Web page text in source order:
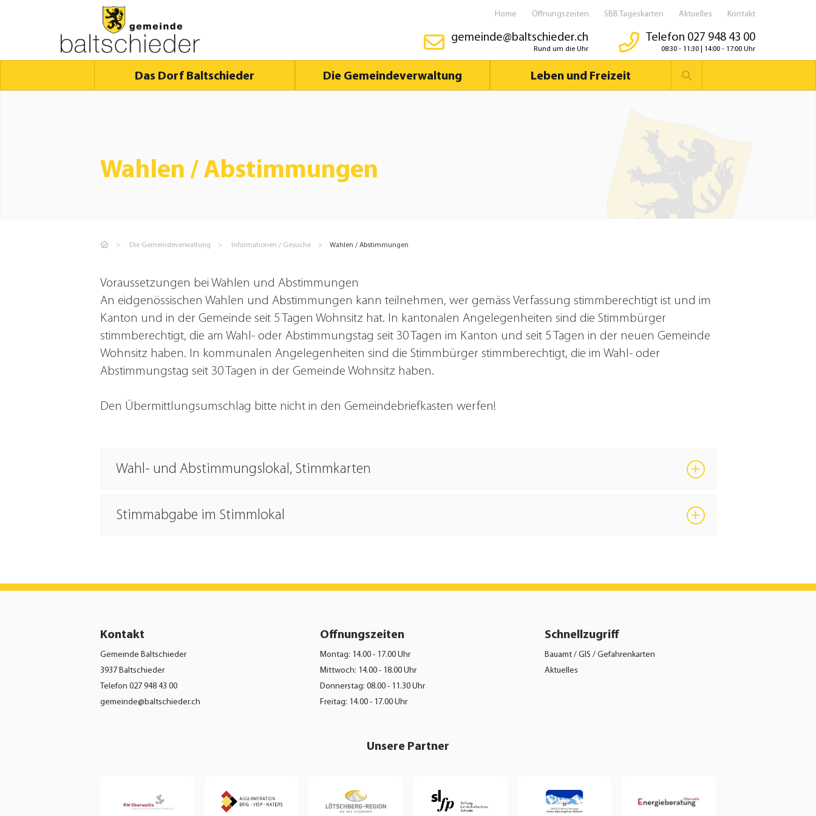
Home Öffnungszeiten SBB Tageskarten Aktuelles Kontakt
gemeinde@baltschieder.ch
Rund um die Uhr
Telefon 027 948 43 00
08:30 - 11:30 | 14:00 - 17:00 Uhr
Das Dorf Baltschieder Die Gemeindeverwaltung Leben und Freizeit
Wahlen / Abstimmungen
Die Gemeindeverwaltung Informationen / Gesuche Wahlen / Abstimmungen
Voraussetzungen bei Wahlen und Abstimmungen
An eidgenössischen Wahlen und Abstimmungen kann teilnehmen, wer gemäss Verfassung stimmberechtigt ist und im
Kanton und in der Gemeinde seit 5 Tagen Wohnsitz hat. In kantonalen Angelegenheiten sind die Stimmbürger
stimmberechtigt, die am Wahl- oder Abstimmungstag seit 30 Tagen im Kanton und seit 5 Tagen in der neuen Gemeinde
Wohnsitz haben. In kommunalen Angelegenheiten sind die Stimmbürger stimmberechtigt, die im Wahl- oder
Abstimmungstag seit 30 Tagen in der Gemeinde Wohnsitz haben.
Den Übermittlungsumschlag bitte nicht in den Gemeindebriefkasten werfen!
Wahl- und Abstimmungslokal, Stimmkarten
Stimmabgabe im Stimmlokal
Kontakt
Gemeinde Baltschieder
3937 Baltschieder
Telefon 027 948 43 00
gemeinde@baltschieder.ch
Öffnungszeiten
Montag: 14.00 - 17.00 Uhr
Mittwoch: 14.00 - 18.00 Uhr
Donnerstag: 08.00 - 11.30 Uhr
Freitag: 14.00 - 17.00 Uhr
Schnellzugriff
Bauamt / GIS / Gefahrenkarten
Aktuelles
Unsere Partner